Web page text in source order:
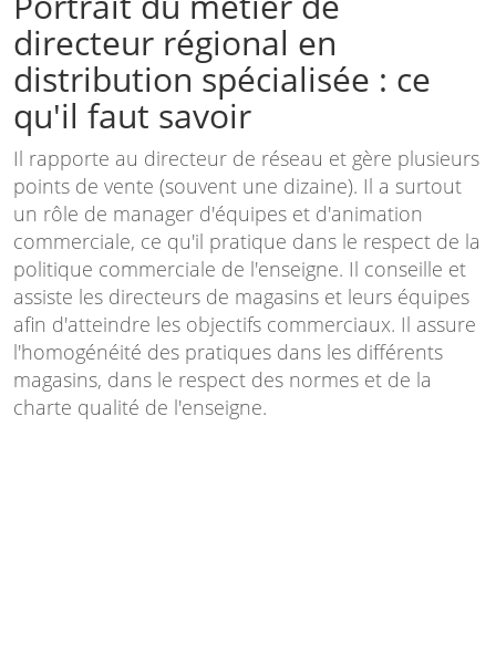
directeur régional en
distribution spécialisée : ce
qu'il faut savoir
Il rapporte au directeur de réseau et gère plusieurs
points de vente (souvent une dizaine). Il a surtout
un rôle de manager d'équipes et d'animation
commerciale, ce qu'il pratique dans le respect de la
politique commerciale de l'enseigne. Il conseille et
assiste les directeurs de magasins et leurs équipes
afin d'atteindre les objectifs commerciaux. Il assure
l'homogénéité des pratiques dans les différents
magasins, dans le respect des normes et de la
charte qualité de l'enseigne.